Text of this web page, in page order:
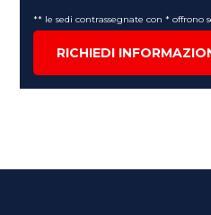
** le sedi contrassegnate con * offrono
RICHIEDI